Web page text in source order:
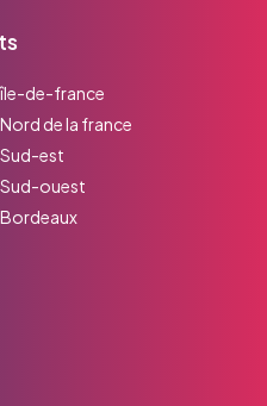
île-de-france
Nord de la france
Sud-est
Sud-ouest
Bordeaux